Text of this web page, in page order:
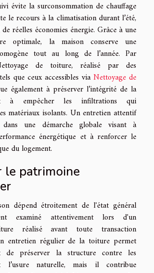
évite la surconsommation de chauffage
le recours à la climatisation durant l’été,
réelles économies énergie. Grâce à une
optimale, la maison conserve une
tout au long de l’année. Par
de toiture, réalisé par des
que ceux accessibles via Nettoyage de
également à préserver l’intégrité de la
à empêcher les infiltrations qui
matériaux isolants. Un entretien attentif
dans une démarche globale visant à
énergétique et à renforcer le
du logement.
le patrimoine
dépend étroitement de l'état général
examiné attentivement lors d'un
réalisé avant toute transaction
entretien régulier de la toiture permet
de préserver la structure contre les
l’usure naturelle, mais il contribue